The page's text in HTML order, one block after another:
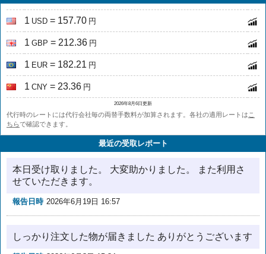
1 USD = 157.70 円
1 GBP = 212.36 円
1 EUR = 182.21 円
1 CNY = 23.36 円
2026年8月6日更新
代行時のレートには代行会社毎の両替手数料が加算されます。各社の適用レートは こ
ちらで確認できます。
最近の受取レポート
本日受け取りました。 大変助かりました。 また利用さ
せていただきます。
報告日時 2026年6月19日 16:57
しっかり注文した物が届きました ありがとうございます